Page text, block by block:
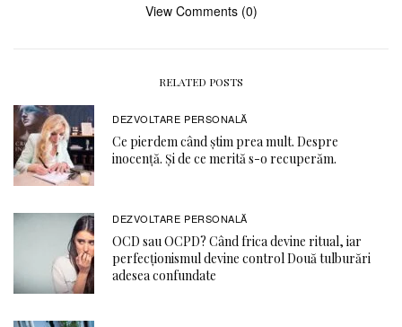
View Comments (0)
RELATED POSTS
DEZVOLTARE PERSONALĂ
Ce pierdem când știm prea mult. Despre
inocență. Și de ce merită s-o recuperăm.
DEZVOLTARE PERSONALĂ
OCD sau OCPD? Când frica devine ritual, iar
perfecționismul devine control Două tulburări
adesea confundate